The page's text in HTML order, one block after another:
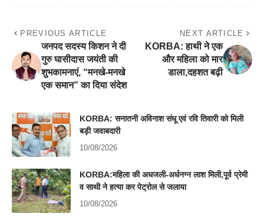
PREVIOUS ARTICLE
जनपद सदस्य किशन ने दी
गुरु घासीदास जयंती की
शुभकामनाएं, “मनखे-मनखे
एक समान” का दिया संदेश
NEXT ARTICLE
KORBA: हाथी ने एक
और महिला को मार
डाला,दहशत बढ़ी
KORBA: सनातनी अविनाश संधू एवं रवि तिवारी को मिली
बड़ी जवाबदारी
10/08/2026
KORBA:महिला की अधजली-अर्धनग्न लाश मिली,पूर्व प्रेमी
व साथी ने हत्या कर पेट्रोल से जलाया
10/08/2026